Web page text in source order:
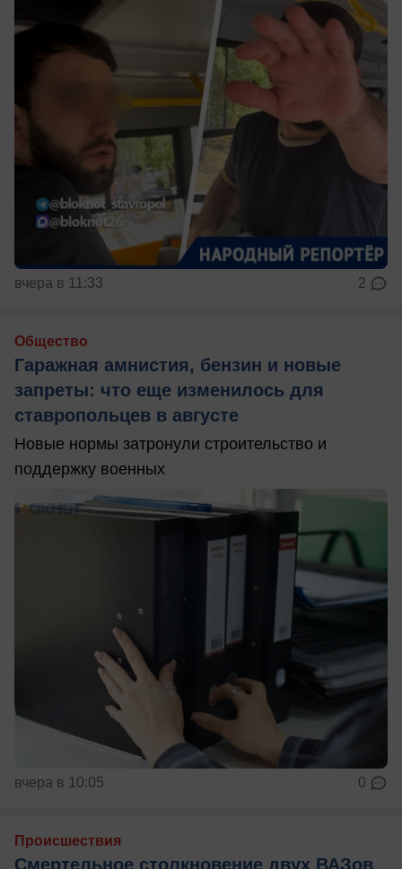
вчера в 11:33 2
Общество
Гаражная амнистия, бензин и новые
запреты: что еще изменилось для
ставропольцев в августе
Новые нормы затронули строительство и
поддержку военных
вчера в 10:05 0
Происшествия
Смертельное столкновение двух ВАЗов